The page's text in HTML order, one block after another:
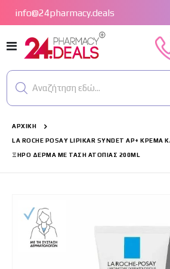
info@24pharmacy.deals
Εναλλαγή
Πλοήγησης
Αναζήτηση εδώ...
ΑΡΧΙΚΉ
LA ROCHE POSAY LIPIKAR SYNDET AP+
ΞΗΡΌ ΔΈΡΜΑ ΜΕ ΤΆΣΗ ΑΤΟΠΊΑΣ 200ML
στο
συλλογής